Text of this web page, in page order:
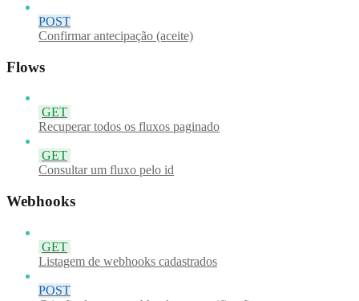
POST
Confirmar antecipação (aceite)
Flows
GET
Recuperar todos os fluxos paginado
GET
Consultar um fluxo pelo id
Webhooks
GET
Listagem de webhooks cadastrados
POST